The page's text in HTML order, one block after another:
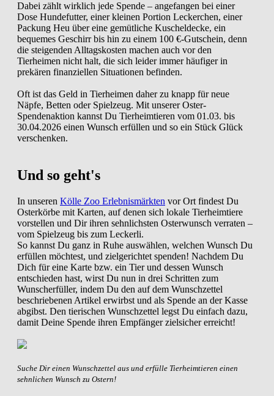
Dabei zählt wirklich jede Spende – angefangen bei einer
Dose Hundefutter, einer kleinen Portion Leckerchen, einer
Packung Heu über eine gemütliche Kuscheldecke, ein
bequemes Geschirr bis hin zu einem 100 €-Gutschein, denn
die steigenden Alltagskosten machen auch vor den
Tierheimen nicht halt, die sich leider immer häufiger in
prekären finanziellen Situationen befinden.
Oft ist das Geld in Tierheimen daher zu knapp für neue
Näpfe, Betten oder Spielzeug. Mit unserer Oster-
Spendenaktion kannst Du Tierheimtieren vom 01.03. bis
30.04.2026 einen Wunsch erfüllen und so ein Stück Glück
verschenken.
Und so geht's
In unseren Kölle Zoo Erlebnismärkten vor Ort findest Du
Osterkörbe mit Karten, auf denen sich lokale Tierheimtiere
vorstellen und Dir ihren sehnlichsten Osterwunsch verraten –
vom Spielzeug bis zum Leckerli.
So kannst Du ganz in Ruhe auswählen, welchen Wunsch Du
erfüllen möchtest, und zielgerichtet spenden! Nachdem Du
Dich für eine Karte bzw. ein Tier und dessen Wunsch
entschieden hast, wirst Du nun in drei Schritten zum
Wunscherfüller, indem Du den auf dem Wunschzettel
beschriebenen Artikel erwirbst und als Spende an der Kasse
abgibst. Den tierischen Wunschzettel legst Du einfach dazu,
damit Deine Spende ihren Empfänger zielsicher erreicht!
Suche Dir einen Wunschzettel aus und erfülle Tierheimtieren einen
sehnlichen Wunsch zu Ostern!